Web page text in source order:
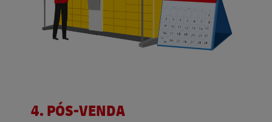
4. PÓS-VENDA